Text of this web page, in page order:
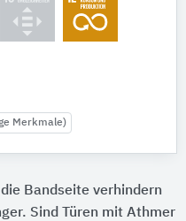
Merkmale)
Bandseite verhindern
Sind Türen mit Athmer